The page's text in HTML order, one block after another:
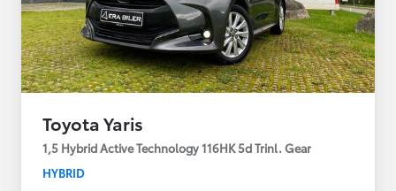
Toyota Yaris
1,5 Hybrid Active Technology 116HK 5d Trinl. Gear
HYBRID